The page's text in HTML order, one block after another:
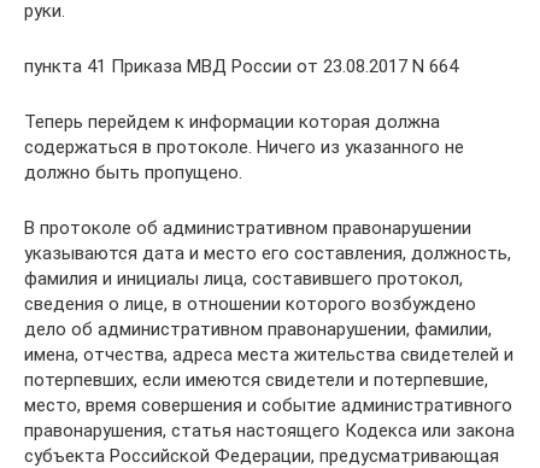
руки.
пункта 41 Приказа МВД России от 23.08.2017 N 664
Теперь перейдем к информации которая должна
содержаться в протоколе. Ничего из указанного не
должно быть пропущено.
В протоколе об административном правонарушении
указываются дата и место его составления, должность,
фамилия и инициалы лица, составившего протокол,
сведения о лице, в отношении которого возбуждено
дело об административном правонарушении, фамилии,
имена, отчества, адреса места жительства свидетелей и
потерпевших, если имеются свидетели и потерпевшие,
место, время совершения и событие административного
правонарушения, статья настоящего Кодекса или закона
субъекта Российской Федерации, предусматривающая